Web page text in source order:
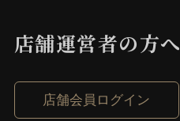
店舗運営者の⽅へ
店舗会員ログイン